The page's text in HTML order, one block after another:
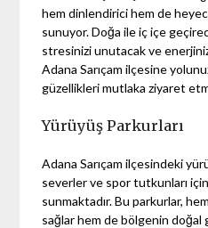
hem dinlendirici hem de
sunuyor. Doğa ile iç içe
stresinizi unutacak ve
Adana Sarıçam ilçesine
güzellikleri mutlaka ziyaret
Yürüyüş Parkurları
Adana Sarıçam ilçesindeki
severler ve spor tutkunları
sunmaktadır. Bu parkurlar,
sağlar hem de bölgenin